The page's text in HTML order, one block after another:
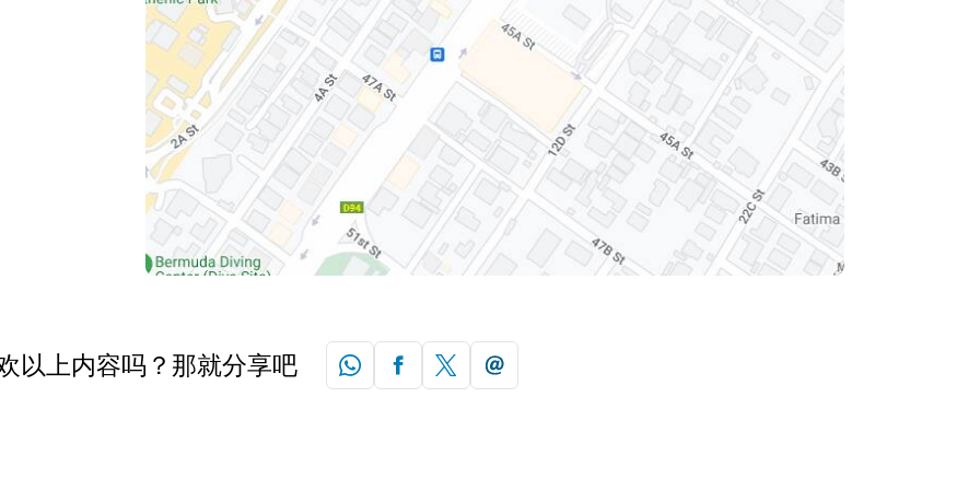
以上内容吗？那就分享吧